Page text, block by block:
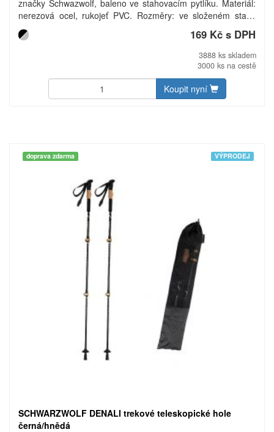
značky Schwazwolf, baleno ve stahovacím pytlíku. Materiál:
nerezová ocel, rukojeť PVC. Rozměry: ve složeném stavu
24,5 cm, v rozloženém stavu 86 cm. Uhlíková stopa: gCO2
e1214.
169 Kč s DPH
3888 ks skladem
3000 ks na cestě
Koupit nyní
doprava zdarma VÝPRODEJ
SCHWARZWOLF DENALI trekové teleskopické hole
černá/hnědá